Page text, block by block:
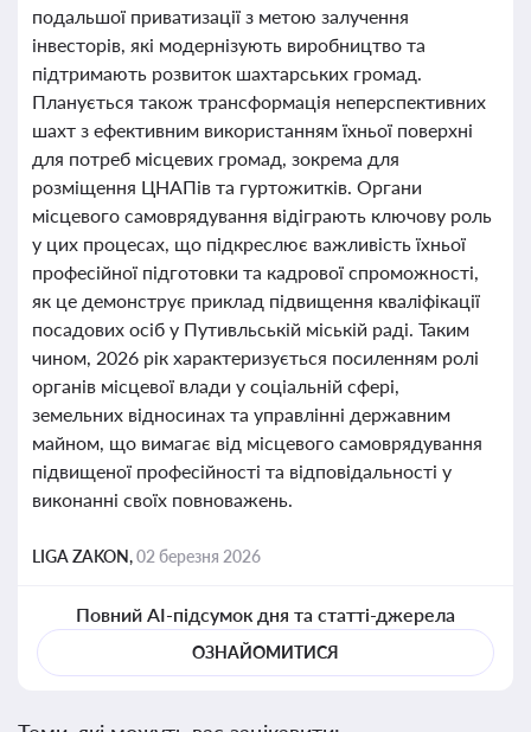
подальшої приватизації з метою залучення
інвесторів, які модернізують виробництво та
підтримають розвиток шахтарських громад.
Планується також трансформація неперспективних
шахт з ефективним використанням їхньої поверхні
для потреб місцевих громад, зокрема для
розміщення ЦНАПів та гуртожитків. Органи
місцевого самоврядування відіграють ключову роль
у цих процесах, що підкреслює важливість їхньої
професійної підготовки та кадрової спроможності,
як це демонструє приклад підвищення кваліфікації
посадових осіб у Путивльській міській раді. Таким
чином, 2026 рік характеризується посиленням ролі
органів місцевої влади у соціальній сфері,
земельних відносинах та управлінні державним
майном, що вимагає від місцевого самоврядування
підвищеної професійності та відповідальності у
виконанні своїх повноважень.
LIGA ZAKON,02 березня 2026
Повний AI-підсумок дня та статті-джерела
ОЗНАЙОМИТИСЯ